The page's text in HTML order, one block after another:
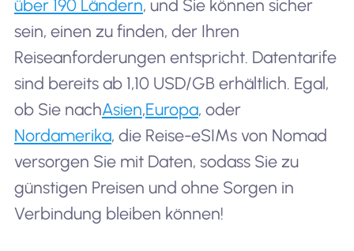
über 190 Ländern, und Sie können sicher
sein, einen zu finden, der Ihren
Reiseanforderungen entspricht. Datentarife
sind bereits ab 1,10 USD/GB erhältlich. Egal,
ob Sie nachAsien,Europa, oder
Nordamerika, die Reise-eSIMs von Nomad
versorgen Sie mit Daten, sodass Sie zu
günstigen Preisen und ohne Sorgen in
Verbindung bleiben können!